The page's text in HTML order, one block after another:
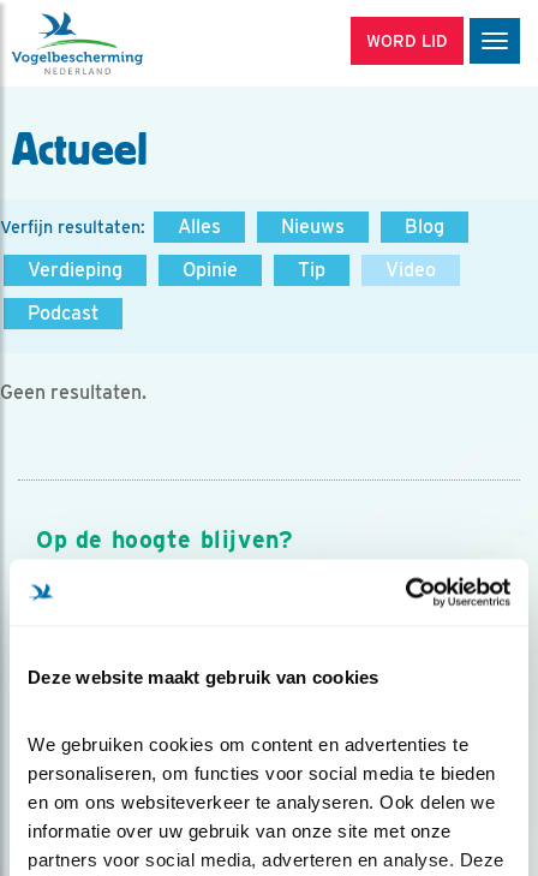
Deze website maakt gebruik van cookies
We gebruiken cookies om content en advertenties te
personaliseren, om functies voor social media te bieden
en om ons websiteverkeer te analyseren. Ook delen we
informatie over uw gebruik van onze site met onze
partners voor social media, adverteren en analyse. Deze
WORD LID
Actueel
Verfijn resultaten: Alles Nieuws
Blog
Verdieping
Opinie Tip
Video
Podcast
Geen resultaten.
Op de hoogte blijven?
Meld je aan en ontvang nieuws, inspiratie, acties en tips
over vogels en activiteiten van Vogelbescherming.